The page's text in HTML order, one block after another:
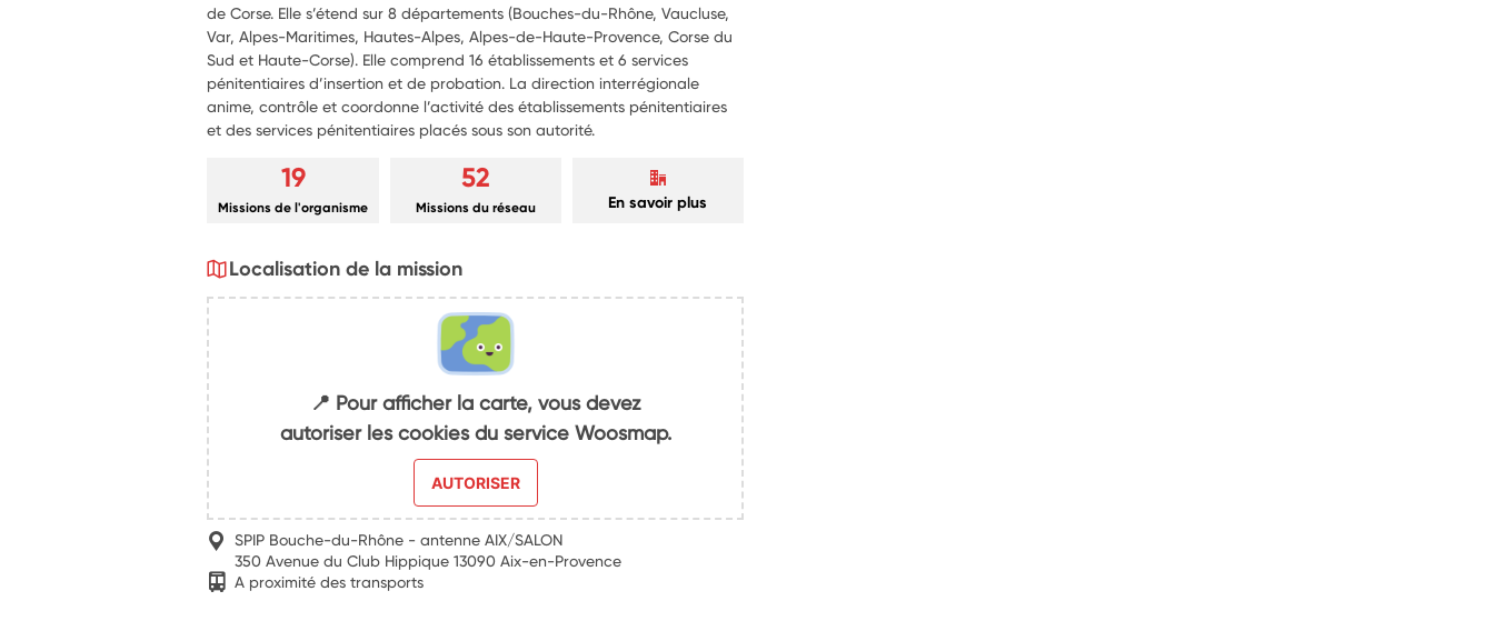
de Corse. Elle s’étend sur 8 départements (Bouches-du-Rhône, Vaucluse,
Var, Alpes-Maritimes, Hautes-Alpes, Alpes-de-Haute-Provence, Corse du
Sud et Haute-Corse). Elle comprend 16 établissements et 6 services
pénitentiaires d’insertion et de probation. La direction interrégionale
anime, contrôle et coordonne l’activité des établissements pénitentiaires
et des services pénitentiaires placés sous son autorité.
19
Missions de l'organisme
52
Missions du réseau En savoir plus
Localisation de la mission
📍 Pour afficher la carte, vous devez
autoriser les cookies du service Woosmap.
AUTORISER
SPIP Bouche-du-Rhône - antenne AIX/SALON
350 Avenue du Club Hippique 13090 Aix-en-Provence
A proximité des transports